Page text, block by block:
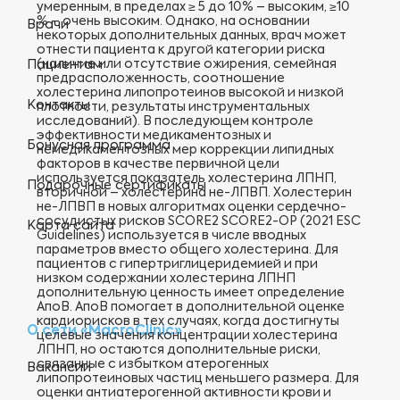
умеренным, в пределах ≥ 5 до 10% – высоким, ≥10
% – очень высоким. Однако, на основании
некоторых дополнительных данных, врач может
отнести пациента к другой категории риска
(наличие или отсутствие ожирения, семейная
предрасположенность, соотношение
холестерина липопротеинов высокой и низкой
плотности, результаты инструментальных
исследований). В последующем контроле
эффективности медикаментозных и
немедикаментозных мер коррекции липидных
факторов в качестве первичной цели
используется показатель холестерина ЛПНП,
вторичной – холестерина не-ЛПВП. Холестерин
не-ЛПВП в новых алгоритмах оценки сердечно-
сосудистых рисков SCORE2 SCORE2-OP (2021 ESC
Guidelines) используется в числе вводных
параметров вместо общего холестерина. Для
пациентов с гипертриглицеридемией и при
низком содержании холестерина ЛПНП
дополнительную ценность имеет определение
АпоВ. АпоВ помогает в дополнительной оценке
кардиорисков в тех случаях, когда достигнуты
целевые значения концентрации холестерина
ЛПНП, но остаются дополнительные риски,
связанные с избытком атерогенных
липопротеиновых частиц меньшего размера. Для
оценки антиатерогенной активности крови и
Врачи
Пациентам
Контакты
Бонусная программа
Подарочные сертификаты
Карта сайта
О сети «MacroClinic»
Вакансии